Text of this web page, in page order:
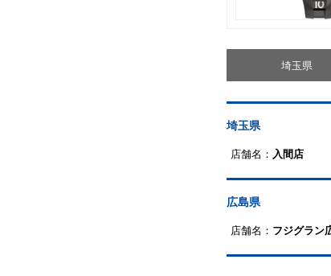
埼玉県
埼玉県
店舗名： 入間店
広島県
店舗名： フジグラン